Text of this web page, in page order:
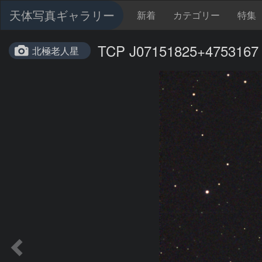
天体写真ギャラリー 新着 カテゴリー 特集
北極老人星 TCP J07151825+4753167